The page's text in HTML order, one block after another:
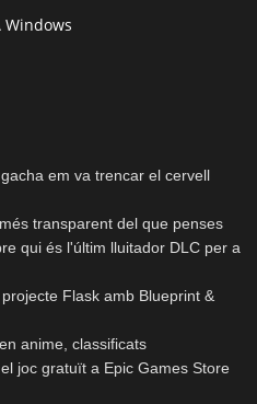
Windows
em va trencar el cervell
transparent del que penses
qui és l'últim lluitador DLC per a
Flask amb Blueprint &
anime, classificats
joc gratuït a Epic Games Store